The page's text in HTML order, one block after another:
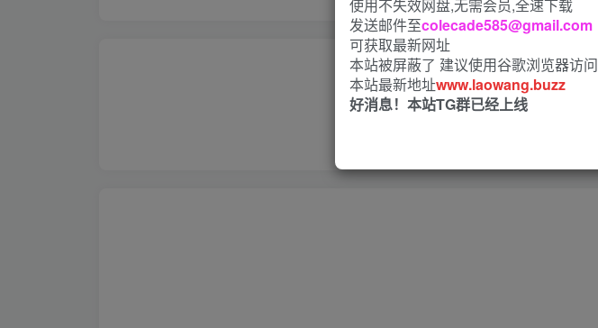
使用不失效网盘,无需会员,全速下载
发送邮件至colecade585@gmail.com
可获取最新网址
本站被屏蔽了 建议使用谷歌浏览器访问
本站最新地址www.laowang.buzz
好消息！本站TG群已经上线